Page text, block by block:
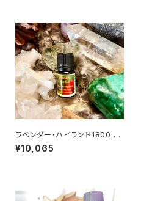
ラベンダー・ハイランド1800 <5
ml>
¥10,065